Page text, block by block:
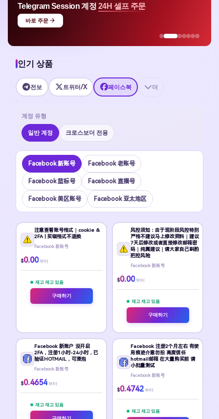
Telegram Session 계정 24H 셀프 주문
바로 주문
인기 상품
전보 트위터/X 페이스북 더
계정 유형
일반 계정 크로스보더 전용
Facebook 新账号 Facebook 老账号
Facebook 蓝标号 Facebook 直播号
Facebook 美区账号 Facebook 亚太地区
注意查看账号格式｜cookie &
2FA | 买错格式不退换
Facebook 新账号
$0.00 부터
재고 재고 있음
구매하기
风控须知：由于现阶段风控特别
严格不建议马上修改资料｜建议
7天后修改或者直接修改邮箱密
码｜纯属建议｜请大家自己斟酌
把控风险
Facebook 新账号
$0.00 부터
재고 재고 있음
구매하기
Facebook 新账户 没开启
2FA，注册1小时-24小时，已
验证HOTMAIL，可浸泡
Facebook 新账号
$0.4654 부터
재고 재고 있음
Facebook 注册2个月左右 有使
用痕迹介意勿拍 高度信任
hotmail邮箱 在大量购买前 请
小批量测试
Facebook 新账号
$0.4742 부터
재고 재고 있음